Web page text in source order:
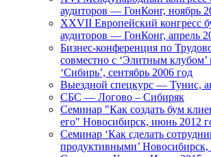
аудиторов — ГонКонг, ноябрь
XXVII Европейский конгресс
аудиторов — ГонКонг, апрель
Бизнес-конференция по
совместно с ‘Элитным клубом’
‘Сибирь’, сентябрь 2006 год
Выездной спецкурс — Тунис,
СБС — Логово – Сибиряк
Семинар "Как создать бум
его" Новосибирск, июнь 2012
Семинар ‘Как сделать
продуктивными’ Новосибирск,